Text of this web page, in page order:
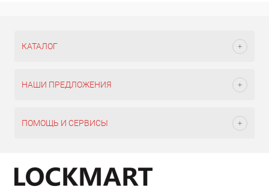
КАТАЛОГ
НАШИ ПРЕДЛОЖЕНИЯ
ПОМОЩЬ И СЕРВИСЫ